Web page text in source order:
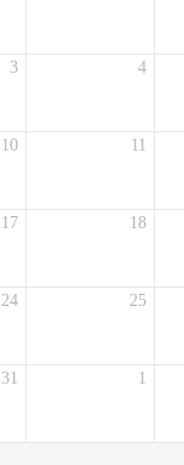
3 4
10 11
17 18
24 25
31 1